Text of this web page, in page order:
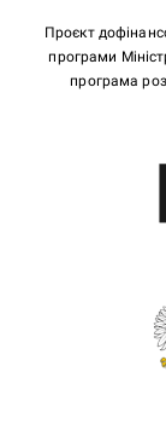
Проєкт
програми
програма